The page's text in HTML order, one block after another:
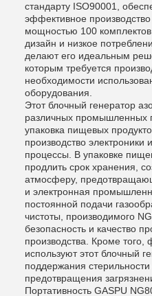
стандарту ISO90001,
эффективное
мощностью 100
дизайн и низкое
делают его идеальным
которым требуется
необходимости
оборудования.
Этот блочный генератор
различных промышленных
упаковка пищевых
производство
процессы. В упаковке
продлить срок хранения,
атмосферу,
и электронная
постоянной подачи
чистоты, производимого
безопасность и качество
производства. Кроме
используют этот блочный
поддержания
предотвращения
Портативность GASPU